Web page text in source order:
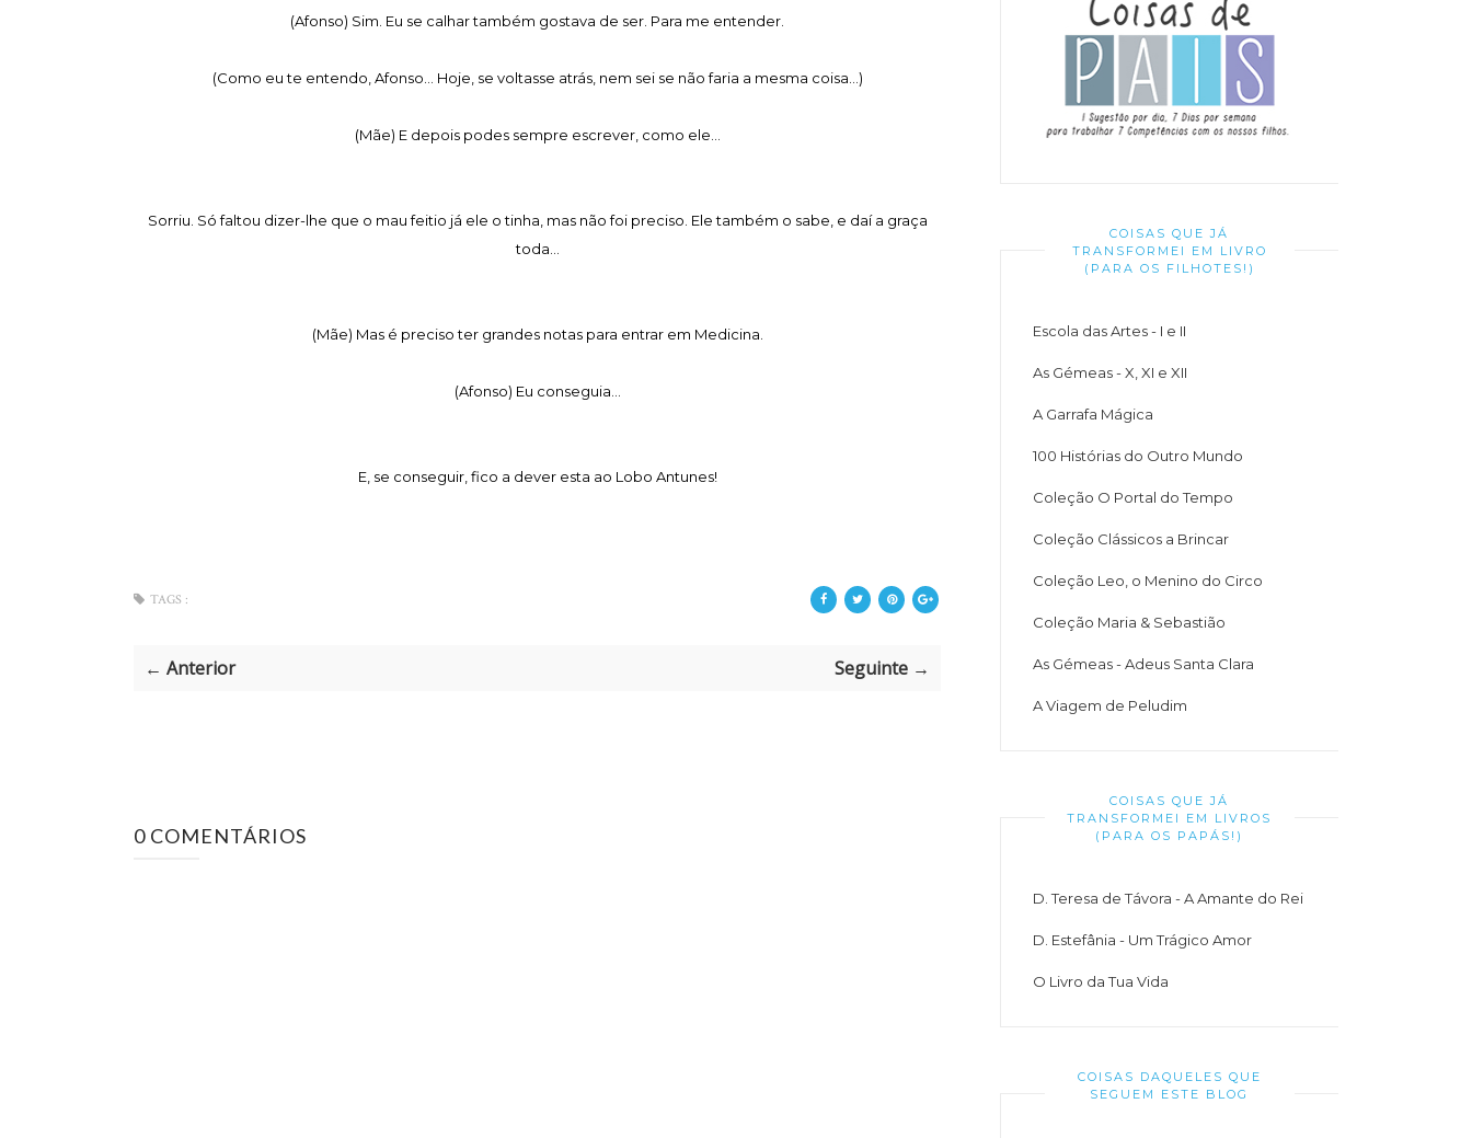
(Afonso) Sim. Eu se calhar também gostava de ser. Para me entender.
(Como eu te entendo, Afonso... Hoje, se voltasse atrás, nem sei se não faria a mesma coisa...)
(Mãe) E depois podes sempre escrever, como ele...
Sorriu. Só faltou dizer-lhe que o mau feitio já ele o tinha, mas não foi preciso. Ele também o sabe, e daí a graça
toda...
(Mãe) Mas é preciso ter grandes notas para entrar em Medicina.
(Afonso) Eu conseguia...
E, se conseguir, fico a dever esta ao Lobo Antunes!
TAGS :
← Anterior Seguinte →
0 COMENTÁRIOS
COISAS QUE JÁ
TRANSFORMEI EM LIVRO
(PARA OS FILHOTES!)
Escola das Artes - I e II
As Gémeas - X, XI e XII
A Garrafa Mágica
100 Histórias do Outro Mundo
Coleção O Portal do Tempo
Coleção Clássicos a Brincar
Coleção Leo, o Menino do Circo
Coleção Maria & Sebastião
As Gémeas - Adeus Santa Clara
A Viagem de Peludim
COISAS QUE JÁ
TRANSFORMEI EM LIVROS
(PARA OS PAPÁS!)
D. Teresa de Távora - A Amante do Rei
D. Estefânia - Um Trágico Amor
O Livro da Tua Vida
COISAS DAQUELES QUE
SEGUEM ESTE BLOG